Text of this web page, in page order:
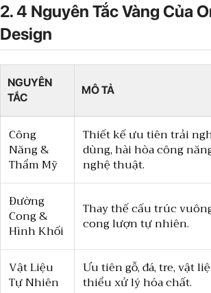
2. 4 Nguyên Tắc Vàng Của
Design
NGUYÊN
TẮC
MÔ TẢ
Công
Năng &
Thẩm Mỹ
Thiết kế ưu tiên trải
dùng, hài hòa công
nghệ thuật.
Đường
Cong &
Hình Khối
Thay thế cấu trúc
cong lượn tự nhiên.
Vật Liệu
Tự Nhiên
Ưu tiên gỗ, đá, tre, vật
thiểu xử lý hóa chất.